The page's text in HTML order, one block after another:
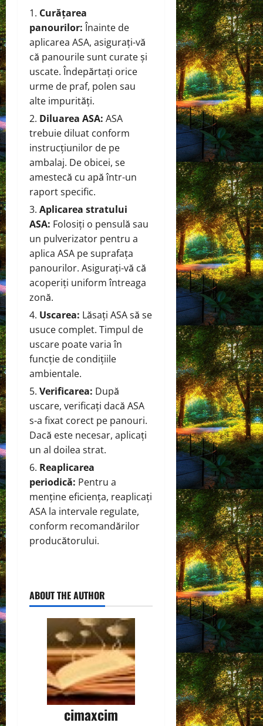
Curățarea
panourilor:Înainte de
aplicarea ASA, asigurați-vă
că panourile sunt curate și
uscate. Îndepărtați orice
urme de praf, polen sau
alte impurități.
Diluarea ASA: ASA
trebuie diluat conform
instrucțiunilor de pe
ambalaj. De obicei, se
amestecă cu apă într-un
raport specific.
Aplicarea stratului
ASA: Folosiți o pensulă sau
un pulverizator pentru a
aplica ASA pe suprafața
panourilor. Asigurați-vă că
acoperiți uniform întreaga
zonă.
Uscarea: Lăsați ASA să se
usuce complet. Timpul de
uscare poate varia în
funcție de condițiile
ambientale.
Verificarea: După
uscare, verificați dacă ASA
s-a fixat corect pe panouri.
Dacă este necesar, aplicați
un al doilea strat.
Reaplicarea
periodică: Pentru a
menține eficiența, reaplicați
ASA la intervale regulate,
conform recomandărilor
producătorului.
ABOUT THE AUTHOR
cimaxcim